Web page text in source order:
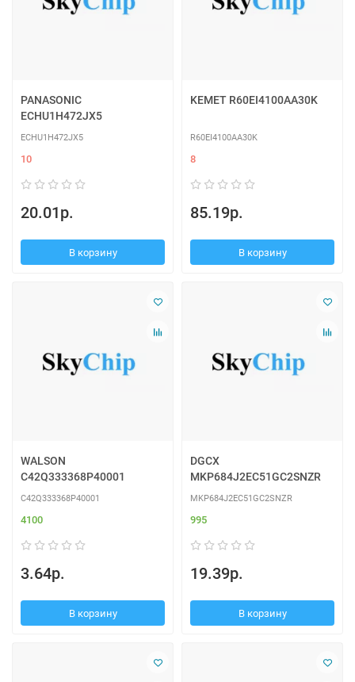
PANASONIC
ECHU1H472JX5
ECHU1H472JX5
10
20.01р.
В корзину
KEMET R60EI4100AA30K
R60EI4100AA30K
8
85.19р.
В корзину
WALSON
C42Q333368P40001
C42Q333368P40001
4100
3.64р.
В корзину
DGCX
MKP684J2EC51GC2SNZR
MKP684J2EC51GC2SNZR
995
19.39р.
В корзину